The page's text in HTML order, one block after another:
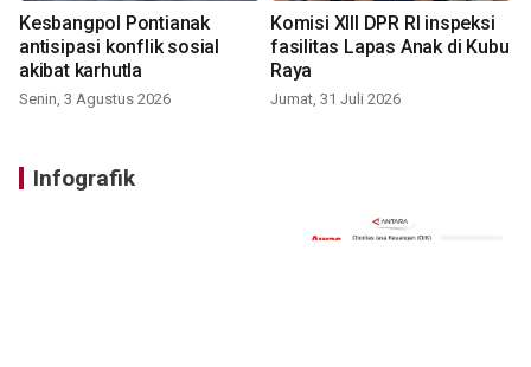
Kesbangpol Pontianak
antisipasi konflik sosial
akibat karhutla
Senin, 3 Agustus 2026
Komisi XIII DPR RI inspeksi
fasilitas Lapas Anak di Kubu
Raya
Jumat, 31 Juli 2026
Infografik